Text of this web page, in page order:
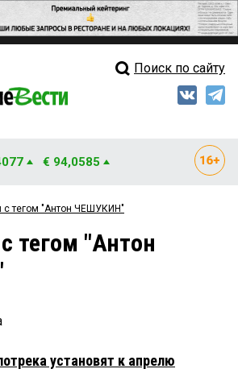
Свежий выпуск
Мнения
Рейтинги
Поиск по сайту
€ 94,0585
c тегом "Антон ЧЕШУКИН"
тегом "Антон
установят к апрелю